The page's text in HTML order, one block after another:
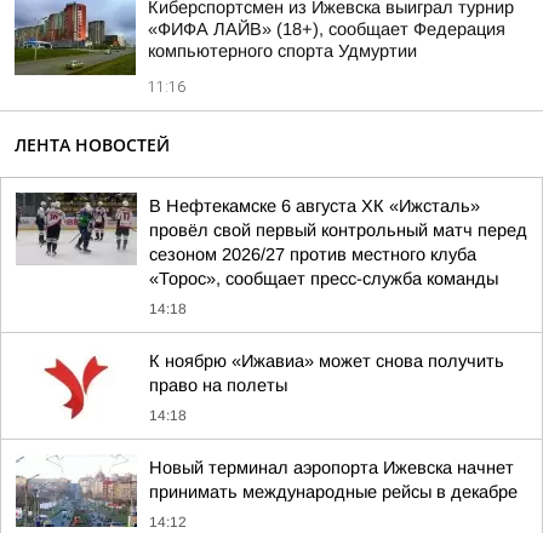
Киберспортсмен из Ижевска выиграл турнир
«ФИФА ЛАЙВ» (18+), сообщает Федерация
компьютерного спорта Удмуртии
11:16
ЛЕНТА НОВОСТЕЙ
В Нефтекамске 6 августа ХК «Ижсталь»
провёл свой первый контрольный матч перед
сезоном 2026/27 против местного клуба
«Торос», сообщает пресс-служба команды
14:18
К ноябрю «Ижавиа» может снова получить
право на полеты
14:18
Новый терминал аэропорта Ижевска начнет
принимать международные рейсы в декабре
14:12